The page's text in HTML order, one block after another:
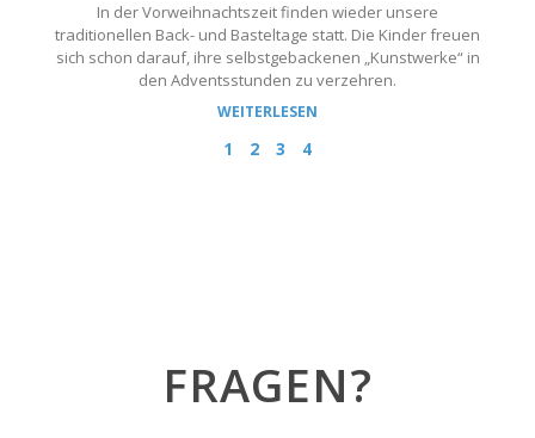
In der Vorweihnachtszeit finden wieder unsere
traditionellen Back- und Basteltage statt. Die Kinder freuen
sich schon darauf, ihre selbstgebackenen „Kunstwerke“ in
den Adventsstunden zu verzehren.
WEITERLESEN
1 2 3 4
FRAGEN?